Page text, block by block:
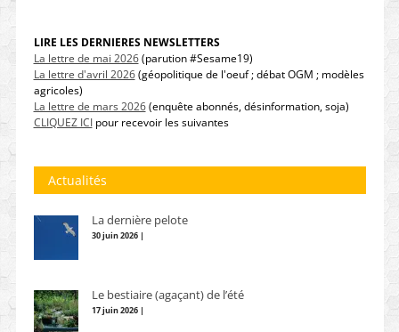
LIRE LES DERNIERES NEWSLETTERS
La lettre de mai 2026(parution #Sesame19)
La lettre d'avril 2026(géopolitique de l'oeuf ; débat OGM ; modèles
agricoles)
La lettre de mars 2026(enquête abonnés, désinformation, soja)
CLIQUEZ ICIpour recevoir les suivantes
Actualités
La dernière pelote
30 juin 2026 |
Le bestiaire (agaçant) de l’été
17 juin 2026 |